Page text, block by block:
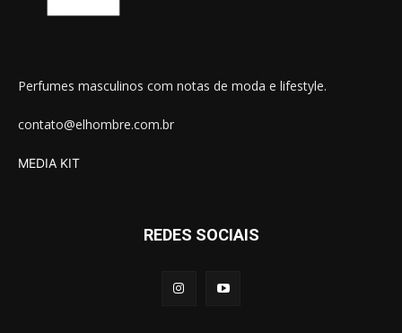
Perfumes masculinos com notas de moda e lifestyle.
contato@elhombre.com.br
MEDIA KIT
REDES SOCIAIS